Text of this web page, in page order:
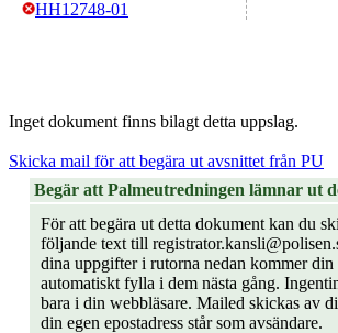
HH12748-01
Inget dokument finns bilagt detta uppslag.
Skicka mail för att begära ut avsnittet från PU
Begär att Palmeutredningen lämnar ut
För att begära ut detta dokument kan du
följande text till
dina uppgifter i rutorna nedan kommer din
automatiskt fylla i dem nästa gång.
bara i din webbläsare. Mailed skickas av
din egen epostadress står som avsändare.